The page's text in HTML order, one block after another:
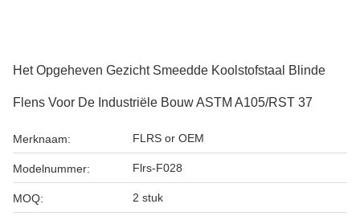
Het Opgeheven Gezicht Smeedde Koolstofstaal Blinde
Flens Voor De Industriële Bouw ASTM A105/RST 37
Merknaam: FLRS or OEM
Modelnummer: Flrs-F028
MOQ: 2 stuk